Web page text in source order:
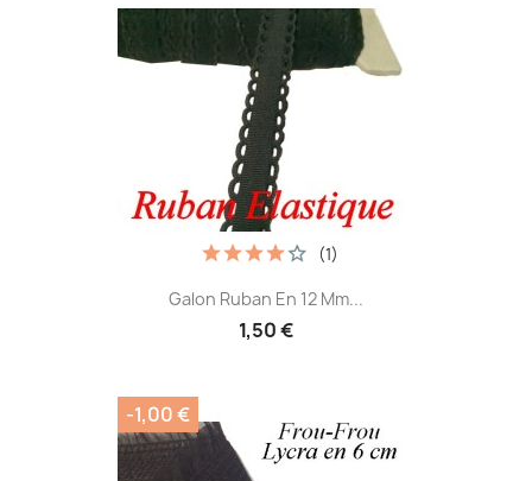
Galon Ruban En 12 Mm...
1,50 €
(1)
-1,00 €